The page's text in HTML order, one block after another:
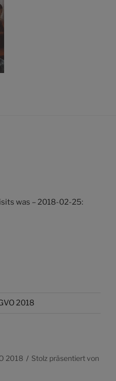
was – 2018-02-25:
2018
2018
Stolz präsentiert von